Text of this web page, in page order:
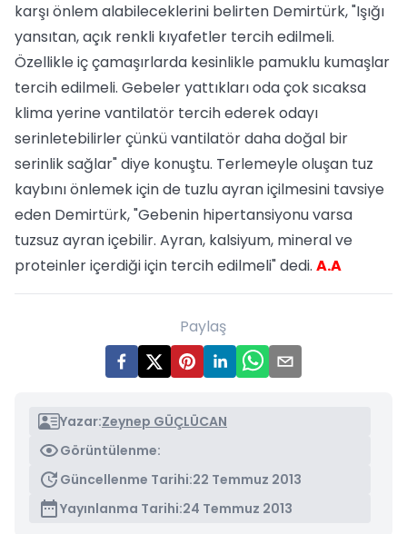
karşı önlem alabileceklerini belirten Demirtürk, "Işığı
yansıtan, açık renkli kıyafetler tercih edilmeli.
Özellikle iç çamaşırlarda kesinlikle pamuklu kumaşlar
tercih edilmeli. Gebeler yattıkları oda çok sıcaksa
klima yerine vantilatör tercih ederek odayı
serinletebilirler çünkü vantilatör daha doğal bir
serinlik sağlar" diye konuştu. Terlemeyle oluşan tuz
kaybını önlemek için de tuzlu ayran içilmesini tavsiye
eden Demirtürk, "Gebenin hipertansiyonu varsa
tuzsuz ayran içebilir. Ayran, kalsiyum, mineral ve
proteinler içerdiği için tercih edilmeli" dedi. A.A
Paylaş
Yazar:Zeynep GÜÇLÜCAN
Görüntülenme:
Güncellenme Tarihi:22 Temmuz 2013
Yayınlanma Tarihi:24 Temmuz 2013